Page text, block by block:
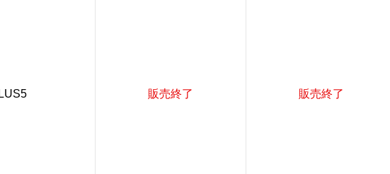
販売終了 販売終了